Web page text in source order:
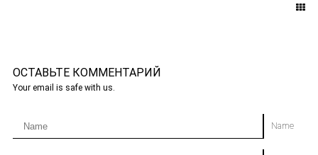
ОСТАВЬТЕ КОММЕНТАРИЙ
Your email is safe with us.
Name